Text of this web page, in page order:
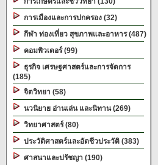
การเมืองและการปกครอง (32)
กีฬา ท่องเที่ยว สุขภาพและอาหาร (487)
คอมพิวเตอร์ (99)
ธุรกิจ เศรษฐศาสตร์และการจัดการ
(185)
จิตวิทยา (58)
นวนิยาย อ่านเล่น และนิทาน (269)
วิทยาศาสตร์ (80)
ประวัติศาสตร์และอัตชีวประวัติ (383)
ศาสนาและปรัชญา (190)